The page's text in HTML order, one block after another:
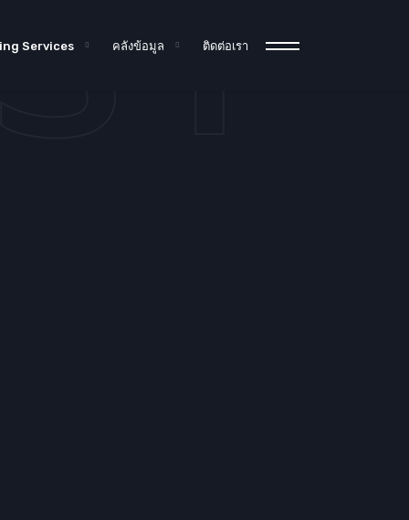
Services คลังข้อมูล ติดต่อเรา